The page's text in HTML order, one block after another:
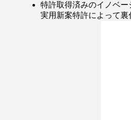
特許取得済みのイノベ
実用新案特許によって裏